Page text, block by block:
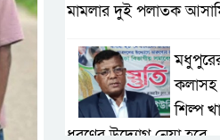
মামলার দুই পলাতক আসামি
কলাসহ
শিল্প
ধরণের উদ্যোগ নেয়া হবে